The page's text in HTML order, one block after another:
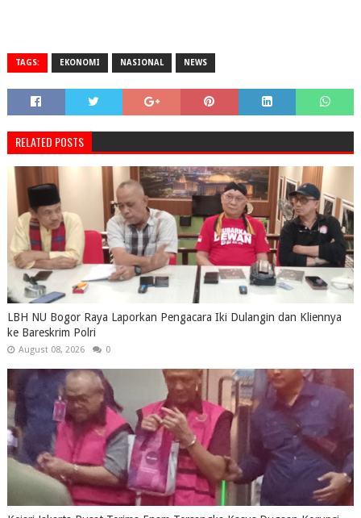
TAGS: EKONOMI NASIONAL NEWS
RELATED POSTS
LBH NU Bogor Raya Laporkan Pengacara Iki Dulangin dan Kliennya
ke Bareskrim Polri
August 08, 2026 0